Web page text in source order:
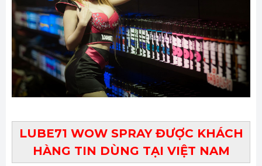
LUBE71 WOW SPRAY ĐƯỢC KHÁCH
HÀNG TIN DÙNG TẠI VIỆT NAM